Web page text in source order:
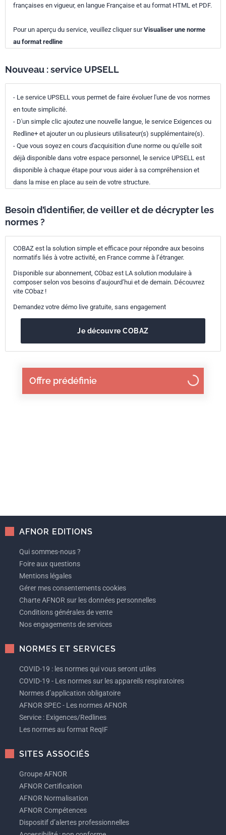
Offre prédéfinie
françaises en vigueur, en langue Française et au format HTML et PDF.
Pour un aperçu du service, veuillez cliquer surVisualiser une norme
au format redline
Nouveau : service UPSELL
- Le service UPSELL vous permet de faire évoluer l'une de vos normes
en toute simplicité.
- D'un simple clic ajoutez une nouvelle langue, le service Exigences ou
Redline+ et ajouter un ou plusieurs utilisateur(s) supplémentaire(s).
- Que vous soyez en cours d'acquisition d'une norme ou qu'elle soit
déjà disponible dans votre espace personnel, le service UPSELL est
disponible à chaque étape pour vous aider à sa compréhension et
dans la mise en place au sein de votre structure.
Besoin d’identifier, de veiller et de décrypter les
normes ?
COBAZ est la solution simple et efficace pour répondre aux besoins
normatifs liés à votre activité, en France comme à l’étranger.
Disponible sur abonnement, CObaz est LA solution modulaire à
composer selon vos besoins d’aujourd’hui et de demain. Découvrez
vite CObaz !
Demandez votre démo live gratuite, sans engagement
Je découvre COBAZ
AFNOR EDITIONS
Qui sommes-nous ?
Foire aux questions
Mentions légales
Gérer mes consentements cookies
Charte AFNOR sur les données personnelles
Conditions générales de vente
Nos engagements de services
NORMES ET SERVICES
COVID-19 : les normes qui vous seront utiles
COVID-19 - Les normes sur les appareils respiratoires
Normes d’application obligatoire
AFNOR SPEC - Les normes AFNOR
Service : Exigences/Redlines
Les normes au format ReqIF
SITES ASSOCIÉS
Groupe AFNOR
AFNOR Certification
AFNOR Normalisation
AFNOR Compétences
Dispositif d’alertes professionnelles